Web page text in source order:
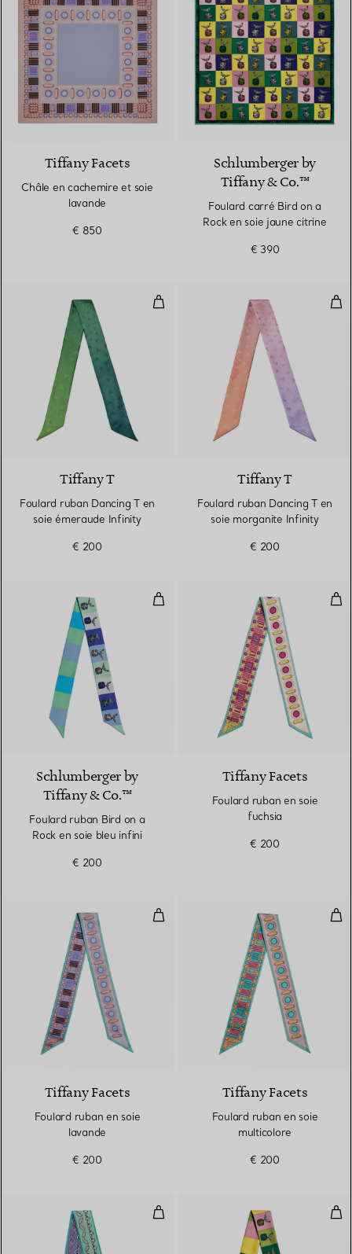
3 Couleurs
Tiffany Facets
Châle en cachemire et soie
lavande
€ 850
Schlumberger by
Tiffany & Co.™
Foulard carré Bird on a
Rock en soie jaune citrine
€ 390
Foulard ruban Dancing T en
3 Couleurs
Tiffany T
Foulard ruban Dancing T en
soie émeraude Infinity
€ 200
Tiffany T
Foulard ruban Dancing T en
soie morganite Infinity
€ 200
Foulard ruban Bird on a Rock en
3 Couleurs
Schlumberger by
Tiffany & Co.™
Foulard ruban Bird on a
Rock en soie bleu infini
€ 200
Tiffany Facets
Foulard ruban en soie
fuchsia
€ 200
Foulard ruban en soie lavande
4 Couleurs
Tiffany Facets
Foulard ruban en soie
lavande
€ 200
Tiffany Facets
Foulard ruban en soie
multicolore
€ 200
Foulard ruban Chaînes en soie